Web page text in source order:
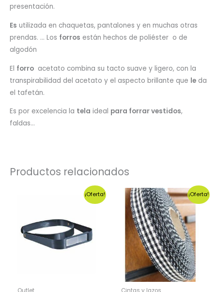
cantidad
presentación.
Es utilizada en chaquetas, pantalones y en muchas otras
prendas. … Los forros están hechos de poliéster o de
algodón
El forro acetato combina su tacto suave y ligero, con la
transpirabilidad del acetato y el aspecto brillante que le da
el tafetán.
Es por excelencia la tela ideal para forrar vestidos,
faldas…
Productos relacionados
¡Oferta! ¡Oferta!